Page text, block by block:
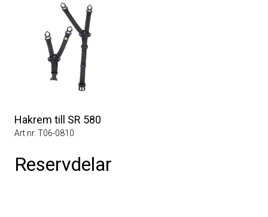
Hakrem till SR 580
Art.nr. T06-0810
Reservdelar